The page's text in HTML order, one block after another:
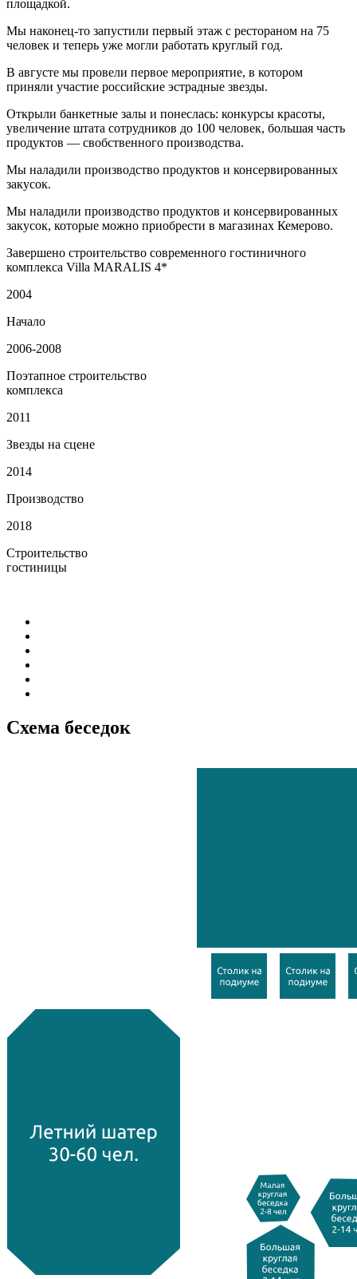
площадкой.
Мы наконец-то запустили первый этаж с рестораном на 75
человек и теперь уже могли работать круглый год.
В августе мы провели первое мероприятие, в котором
приняли участие российские эстрадные звезды.
Открыли банкетные залы и понеслась: конкурсы красоты,
увеличение штата сотрудников до 100 человек, большая часть
продуктов — свобственного производства.
Мы наладили производство продуктов и консервированных
закусок.
Мы наладили производство продуктов и консервированных
закусок, которые можно приобрести в магазинах Кемерово.
Завершено строительство современного гостиничного
комплекса Villa MARALIS 4*
2004
Начало
2006-2008
Поэтапное строительство
комплекса
2011
Звезды на сцене
2014
Производство
2018
Строительство
гостиницы
Схема беседок